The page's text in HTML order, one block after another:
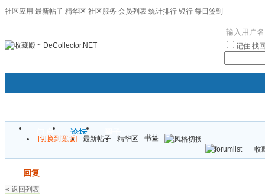
社区应用 最新帖子 精华区 社区服务 会员列表 统计排行 银行 每日签到
记住 找
门户 论坛
[切换到宽版] 最新帖子 精华区
书签
收
回复
« 返回列表